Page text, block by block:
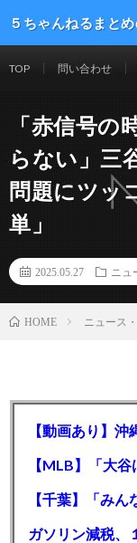
５ちゃんねるまと
TOP 問い合わせ
「赤信号
らない」三
問題にツッ
単」
2025.05.27 ニュ
HOME ニュース
【動画あり】